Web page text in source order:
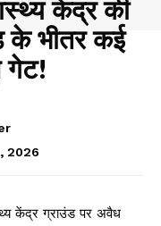
केंद्र की
के भीतर कई
गेट!
2026
केंद्र ग्राउंड पर अवैध